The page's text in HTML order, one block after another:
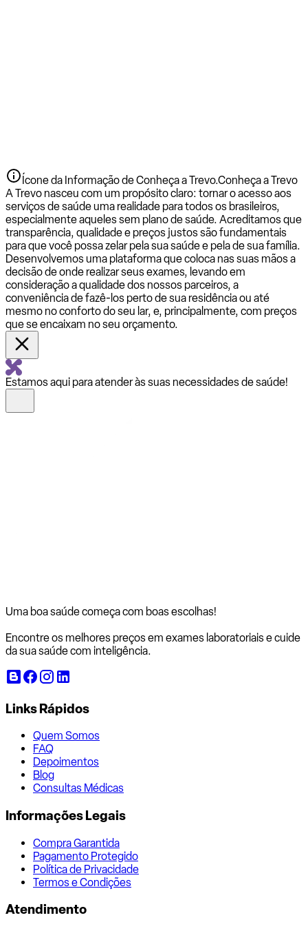
Ícone da Informação de Conheça a Trevo.Conheça a Trevo
A Trevo nasceu com um propósito claro: tornar o acesso aos
serviços de saúde uma realidade para todos os brasileiros,
especialmente aqueles sem plano de saúde. Acreditamos que
transparência, qualidade e preços justos são fundamentais
para que você possa zelar pela sua saúde e pela de sua família.
Desenvolvemos uma plataforma que coloca nas suas mãos a
decisão de onde realizar seus exames, levando em
consideração a qualidade dos nossos parceiros, a
conveniência de fazê-los perto de sua residência ou até
mesmo no conforto do seu lar, e, principalmente, com preços
que se encaixam no seu orçamento.
Estamos aqui para atender às suas necessidades de saúde!
Uma boa saúde começa com boas escolhas!
Encontre os melhores preços em exames laboratoriais e cuide
da sua saúde com inteligência.
Links Rápidos
Quem Somos
FAQ
Depoimentos
Blog
Consultas Médicas
Informações Legais
Compra Garantida
Pagamento Protegido
Política de Privacidade
Termos e Condições
Atendimento